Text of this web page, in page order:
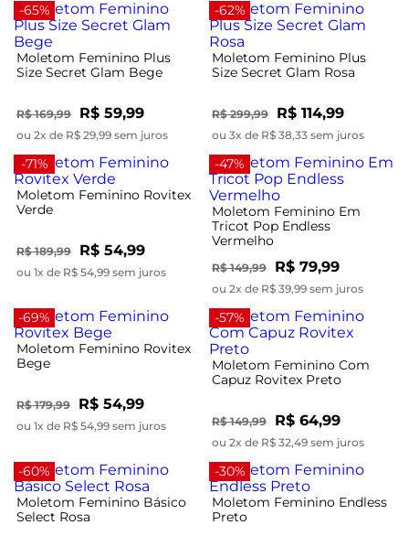
-65%
Moletom Feminino Plus
Size Secret Glam Bege
R$ 169,99 R$ 59,99
ou 2x de R$ 29,99 sem juros
-62%
Moletom Feminino Plus
Size Secret Glam Rosa
R$ 299,99 R$ 114,99
ou 3x de R$ 38,33 sem juros
-71%
Moletom Feminino Rovitex
Verde
R$ 189,99 R$ 54,99
ou 1x de R$ 54,99 sem juros
-47%
Moletom Feminino Em
Tricot Pop Endless
Vermelho
R$ 149,99 R$ 79,99
ou 2x de R$ 39,99 sem juros
-69%
Moletom Feminino Rovitex
Bege
R$ 179,99 R$ 54,99
ou 1x de R$ 54,99 sem juros
-57%
Moletom Feminino Com
Capuz Rovitex Preto
R$ 149,99 R$ 64,99
ou 2x de R$ 32,49 sem juros
-60%
Moletom Feminino Básico
Select Rosa
-30%
Moletom Feminino Endless
Preto